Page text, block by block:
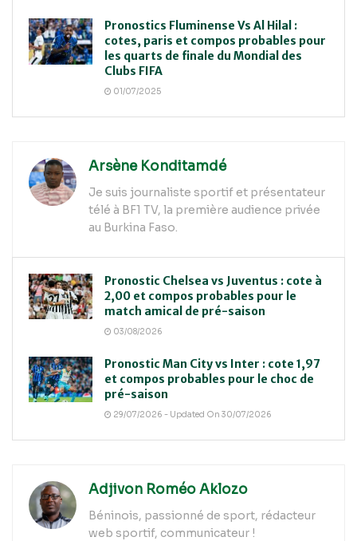
Pronostics Fluminense Vs Al Hilal :
cotes, paris et compos probables pour
les quarts de finale du Mondial des
Clubs FIFA
01/07/2025
Arsène Konditamdé
Je suis journaliste sportif et présentateur
télé à BF1 TV, la première audience privée
au Burkina Faso.
Pronostic Chelsea vs Juventus : cote à
2,00 et compos probables pour le
match amical de pré-saison
03/08/2026
Pronostic Man City vs Inter : cote 1,97
et compos probables pour le choc de
pré-saison
29/07/2026 - Updated On 30/07/2026
Adjivon Roméo Aklozo
Béninois, passionné de sport, rédacteur
web sportif, communicateur !